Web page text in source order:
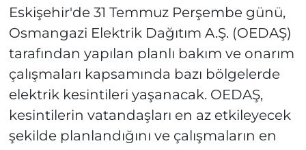
Eskişehir'de 31 Temmuz Perşembe günü,
Osmangazi Elektrik Dağıtım A.Ş. (OEDAŞ)
tarafından yapılan planlı bakım ve onarım
çalışmaları kapsamında bazı bölgelerde
elektrik kesintileri yaşanacak. OEDAŞ,
kesintilerin vatandaşları en az etkileyecek
şekilde planlandığını ve çalışmaların en